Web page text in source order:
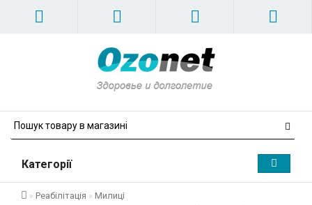
Категорії
Реабілітація Милиці